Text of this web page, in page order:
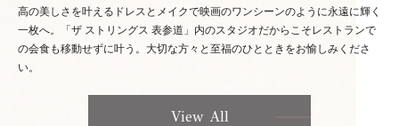
高の美しさを叶えるドレスとメイクで映画のワンシーンのように永遠に輝く
一枚へ。「ザ ストリングス 表参道」内のスタジオだからこそレストランで
の会食も移動せずに叶う。大切な方々と至福のひとときをお愉しみくださ
い。
View All